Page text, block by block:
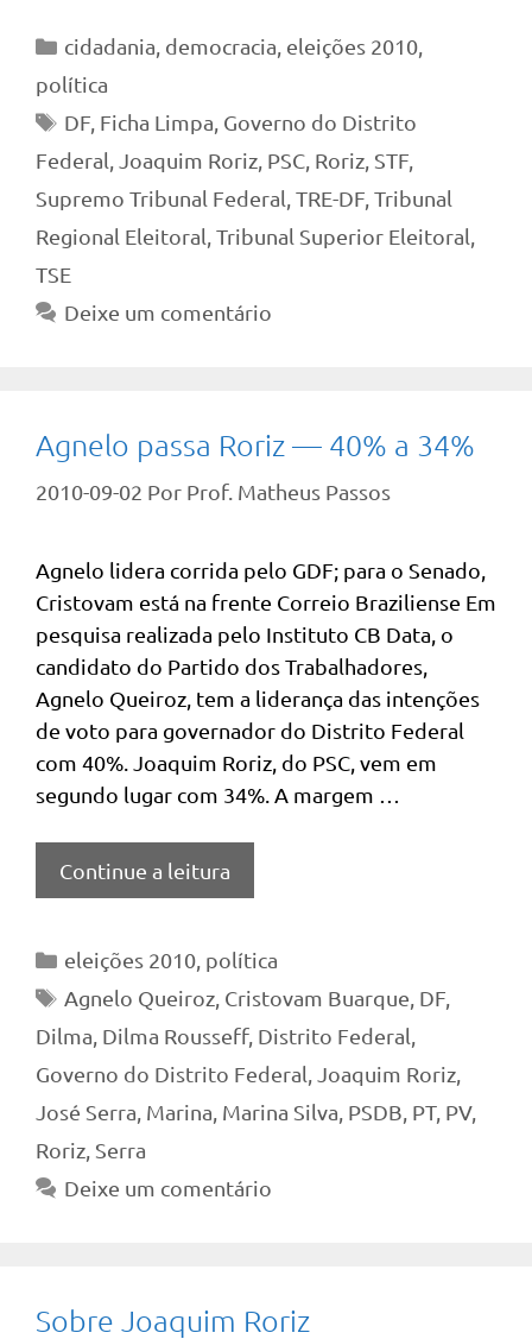
Categorias
cidadania democracia eleições 2010,
política
Tags
DF, Ficha Limpa Governo do Distrito
Federal
Joaquim Roriz PSC Roriz STF
Supremo Tribunal Federal TRE-DF Tribunal
Regional Eleitoral Tribunal Superior Eleitoral
TSE
Deixe um comentário
Agnelo passa Roriz — 40% a 34%
2010-09-02 Por Prof. Matheus Passos
Agnelo lidera corrida pelo GDF; para o Senado,
Cristovam está na frente Correio Braziliense Em
pesquisa realizada pelo Instituto CB Data, o
candidato do Partido dos Trabalhadores,
Agnelo Queiroz, tem a liderança das intenções
de voto para governador do Distrito Federal
com 40%. Joaquim Roriz, do PSC, vem em
segundo lugar com 34%. A margem …
Continue a leitura
Categorias
eleições 2010, política
Tags
Agnelo Queiroz, Cristovam Buarque DF,
Dilma Dilma Rousseff, Distrito Federal
Governo do Distrito Federal
Joaquim Roriz
José Serra Marina Marina Silva PSDB PT, PV,
Roriz Serra
Deixe um comentário
Sobre Joaquim Roriz